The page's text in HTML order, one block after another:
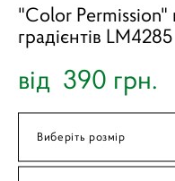
"Color Permission"
градієнтів LM4285
від 390 грн.
Виберіть розмір